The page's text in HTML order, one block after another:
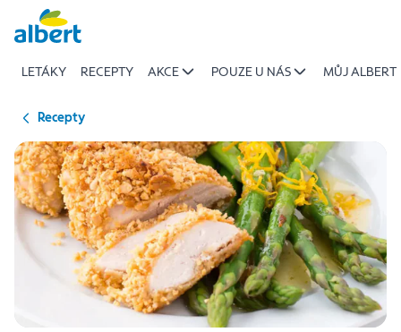
Přeskočit
LETÁKY RECEPTY AKCE POUZE U NÁS MŮJ ALBERT
Recepty